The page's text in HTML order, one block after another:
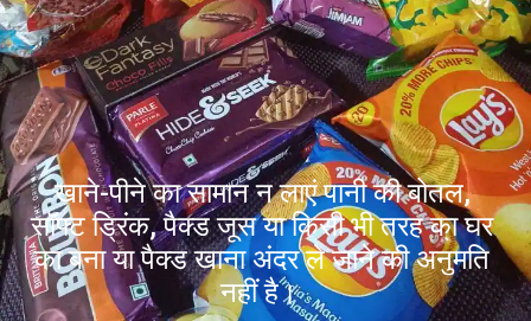
खाने-पीने का सामान न लाएं पानी की बोतल,
सॉफ्ट ड्रिंक, पैक्ड जूस या किसी भी तरह का घर
का बना या पैक्ड खाना अंदर ले जाने की अनुमति
नहीं है।